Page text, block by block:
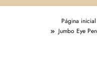
Página inicial
Jumbo Eye